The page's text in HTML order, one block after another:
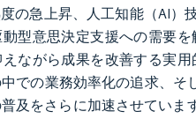
度の急上昇、人工知能（AI
型意思決定支援への需要
ながら成果を改善する実
での業務効率化の追求、そ
及をさらに加速させていま